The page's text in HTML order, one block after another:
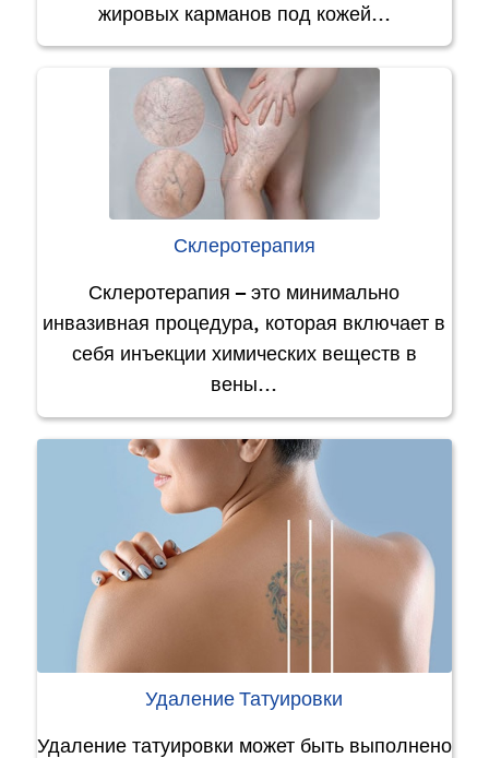
жировых карманов под кожей…
Склеротерапия
Склеротерапия – это минимально
инвазивная процедура, которая включает в
себя инъекции химических веществ в
вены…
Удаление Татуировки
Удаление татуировки может быть выполнено